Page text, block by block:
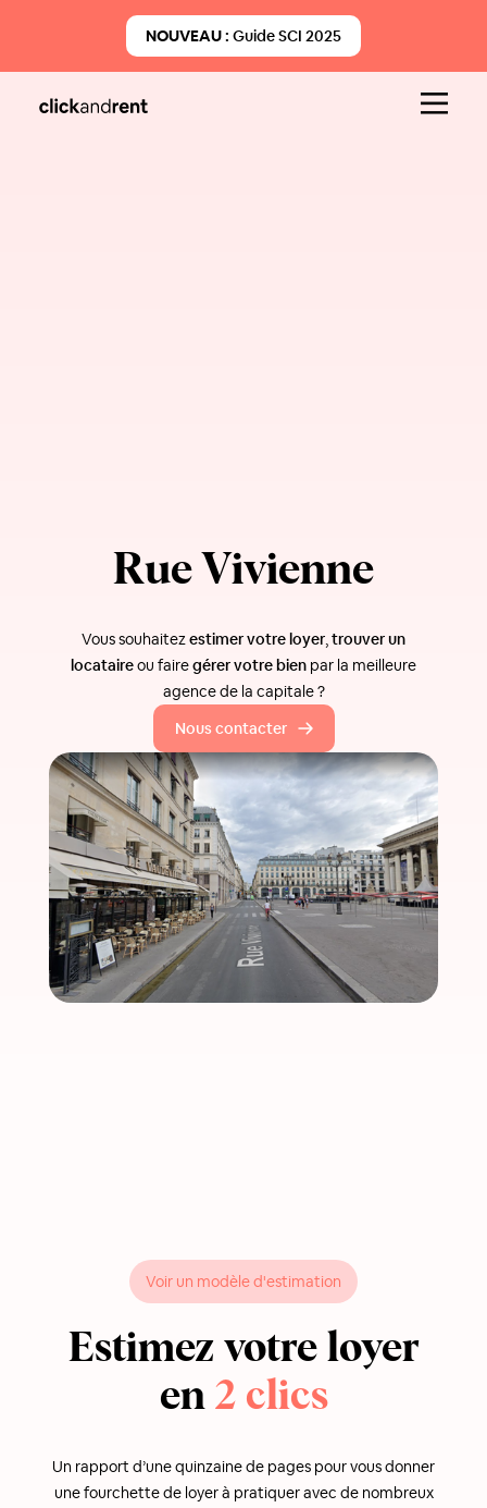
NOUVEAU : Guide SCI 2025
Rue Vivienne
Vous souhaitezestimer votre loyer,trouver un
locataireou fairegérer votre bien par la meilleure
agence de la capitale ?
Nous contacter
Voir un modèle d'estimation
Estimez votre loyer
en 2 clics
Un rapport d’une quinzaine de pages pour vous donner
une fourchette de loyer à pratiquer avec de nombreux